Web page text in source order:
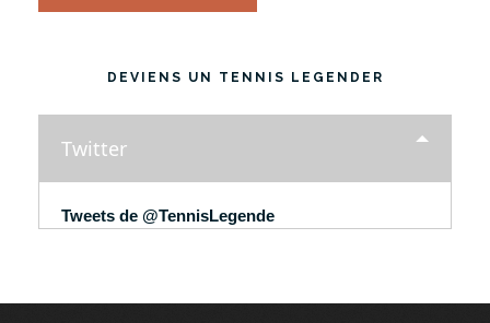
DEVIENS UN TENNIS LEGENDER
Twitter
Tweets de @TennisLegende